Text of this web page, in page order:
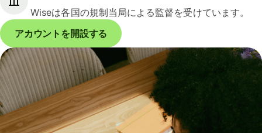
Wiseは各国の規制当局による監督を受けています。
アカウントを開設する